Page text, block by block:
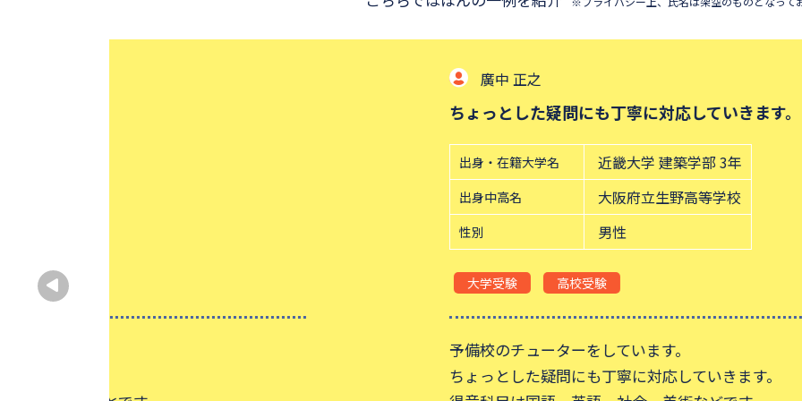
ちょっとした疑問にも丁寧に対応していきます。
近畿大学 建築学部 3年
大阪府立生野高等学校
ちょっとした疑問にも丁寧に対応していきます。